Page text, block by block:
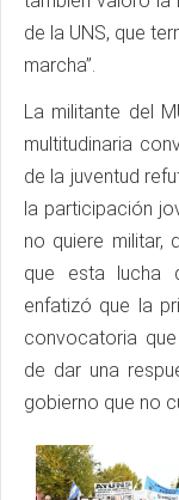
de la UNS, que
marcha”.
La militante del
multitudinaria
de la juventud
la participación
no quiere militar,
que esta lucha
enfatizó que la
convocatoria
de dar una
gobierno que no